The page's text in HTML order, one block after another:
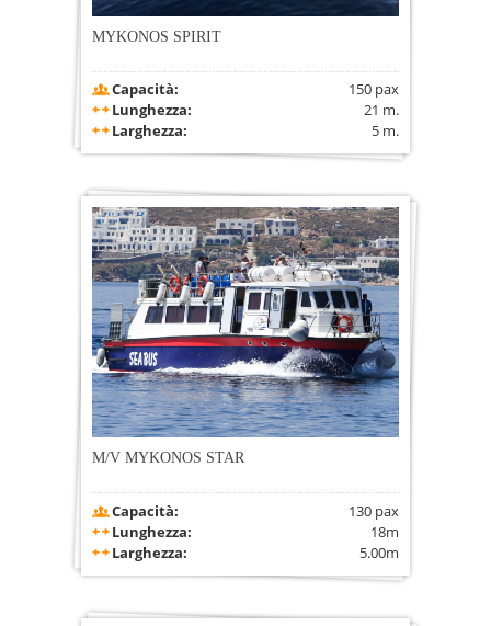
MYKONOS SPIRIT
Capacità:
150 pax
Lunghezza:
21 m.
Larghezza:
5 m.
M/V MYKONOS STAR
Capacità:
130 pax
Lunghezza:
18m
Larghezza:
5.00m